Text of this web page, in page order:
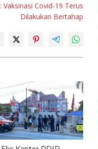
Vaksinasi Covid-19 Terus
Dilakukan Bertahap